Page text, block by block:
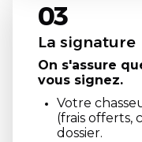
03
La signature
On s'assure
vous signez.
Votre
(frais offerts,
dossier.